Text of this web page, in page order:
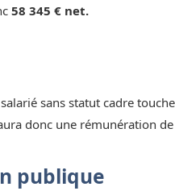
58 345 € net.
sans statut cadre
donc une rémunération
publique